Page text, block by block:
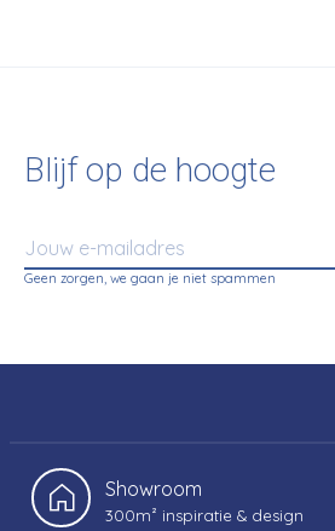
Blijf op de hoogte
Geen zorgen, we gaan je niet spammen
Showroom
300m² inspiratie & design